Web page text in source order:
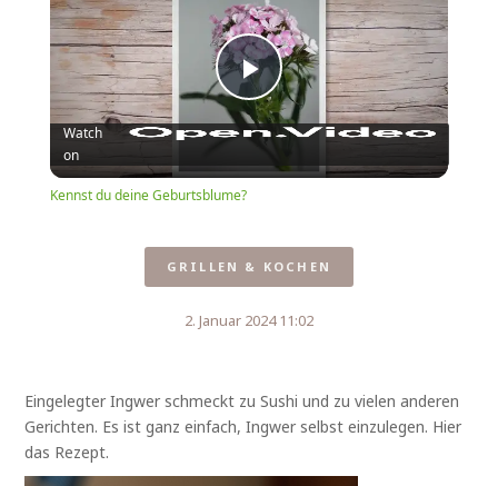
Play
Video
Watch
on
Kennst du deine Geburtsblume?
GRILLEN & KOCHEN
2. Januar 2024 11:02
Eingelegter Ingwer schmeckt zu Sushi und zu vielen anderen
Gerichten. Es ist ganz einfach, Ingwer selbst einzulegen. Hier
das Rezept.